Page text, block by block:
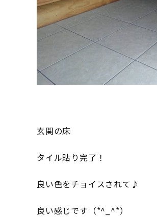
玄関の床
タイル貼り完了！
良い色をチョイスされて♪
良い感じです（*^_^*）